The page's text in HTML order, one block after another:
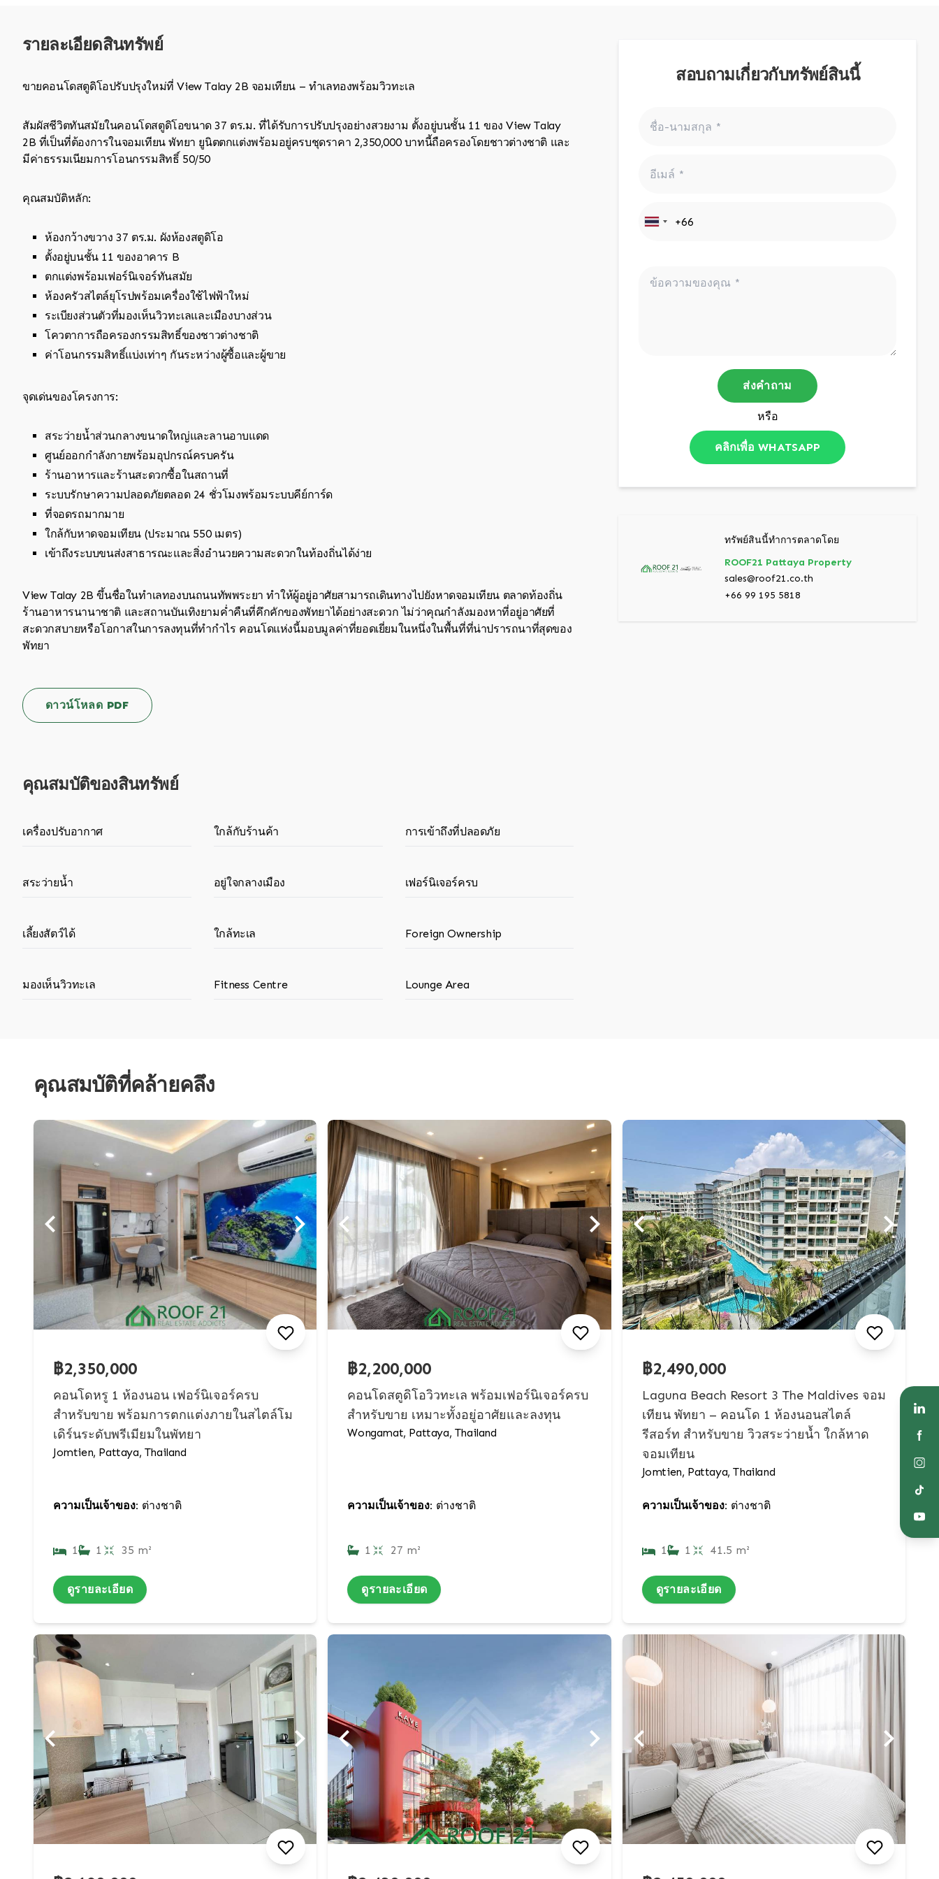
รายละเอียดสินทรัพย์
ขายคอนโดสตูดิโอปรับปรุงใหม่ที่ View Talay 2B จอมเทียน – ทำเลทองพร้อมวิวทะเล
สัมผัสชีวิตทันสมัยในคอนโดสตูดิโอขนาด 37 ตร.ม. ที่ได้รับการปรับปรุงอย่างสวยงาม ตั้งอยู่บนชั้น 11 ของ View Talay
2B ที่เป็นที่ต้องการในจอมเทียน พัทยา ยูนิตตกแต่งพร้อมอยู่ครบชุดราคา 2,350,000 บาทนี้ถือครองโดยชาวต่างชาติ และ
มีค่าธรรมเนียมการโอนกรรมสิทธิ์ 50/50
คุณสมบัติหลัก:
ห้องกว้างขวาง 37 ตร.ม. ผังห้องสตูดิโอ
ตั้งอยู่บนชั้น 11 ของอาคาร B
ตกแต่งพร้อมเฟอร์นิเจอร์ทันสมัย
ห้องครัวสไตล์ยุโรปพร้อมเครื่องใช้ไฟฟ้าใหม่
ระเบียงส่วนตัวที่มองเห็นวิวทะเลและเมืองบางส่วน
โควตาการถือครองกรรมสิทธิ์ของชาวต่างชาติ
ค่าโอนกรรมสิทธิ์แบ่งเท่าๆ กันระหว่างผู้ซื้อและผู้ขาย
จุดเด่นของโครงการ:
สระว่ายน้ำส่วนกลางขนาดใหญ่และลานอาบแดด
ศูนย์ออกกำลังกายพร้อมอุปกรณ์ครบครัน
ร้านอาหารและร้านสะดวกซื้อในสถานที่
ระบบรักษาความปลอดภัยตลอด 24 ชั่วโมงพร้อมระบบคีย์การ์ด
ที่จอดรถมากมาย
ใกล้กับหาดจอมเทียน (ประมาณ 550 เมตร)
เข้าถึงระบบขนส่งสาธารณะและสิ่งอำนวยความสะดวกในท้องถิ่นได้ง่าย
View Talay 2B ขึ้นชื่อในทำเลทองบนถนนทัพพระยา ทำให้ผู้อยู่อาศัยสามารถเดินทางไปยังหาดจอมเทียน ตลาดท้องถิ่น
ร้านอาหารนานาชาติ และสถานบันเทิงยามค่ำคืนที่คึกคักของพัทยาได้อย่างสะดวก ไม่ว่าคุณกำลังมองหาที่อยู่อาศัยที่
สะดวกสบายหรือโอกาสในการลงทุนที่ทำกำไร คอนโดแห่งนี้มอบมูลค่าที่ยอดเยี่ยมในหนึ่งในพื้นที่ที่น่าปรารถนาที่สุดของ
พัทยา
ดาวน์โหลด PDF
คุณสมบัติของสินทรัพย์
เครื่องปรับอากาศ ใกล้กับร้านค้า การเข้าถึงที่ปลอดภัย
สระว่ายน้ำ อยู่ใจกลางเมือง เฟอร์นิเจอร์ครบ
เลี้ยงสัตว์ได้ ใกล้ทะเล Foreign Ownership
มองเห็นวิวทะเล Fitness Centre Lounge Area
สอบถามเกี่ยวกับทรัพย์สินนี้
ส่งคำถาม
หรือ
คลิกเพื่อ WHATSAPP
ทรัพย์สินนี้ทำการตลาดโดย
ROOF21 Pattaya Property
sales@roof21.co.th
+66 99 195 5818
คุณสมบัติที่คล้ายคลึง
฿2,350,000
คอนโดหรู 1 ห้องนอน เฟอร์นิเจอร์ครบ
สำหรับขาย พร้อมการตกแต่งภายในสไตล์โม
เดิร์นระดับพรีเมียมในพัทยา
Jomtien, Pattaya, Thailand
ความเป็นเจ้าของ: ต่างชาติ
1 1 35 m²
ดูรายละเอียด
฿2,200,000
คอนโดสตูดิโอวิวทะเล พร้อมเฟอร์นิเจอร์ครบ
สำหรับขาย เหมาะทั้งอยู่อาศัยและลงทุน
Wongamat, Pattaya, Thailand
ความเป็นเจ้าของ: ต่างชาติ
1 27 m²
ดูรายละเอียด
฿2,490,000
Laguna Beach Resort 3 The Maldives จอม
เทียน พัทยา – คอนโด 1 ห้องนอนสไตล์
รีสอร์ท สำหรับขาย วิวสระว่ายน้ำ ใกล้หาด
จอมเทียน
Jomtien, Pattaya, Thailand
ความเป็นเจ้าของ: ต่างชาติ
1 1 41.5 m²
ดูรายละเอียด